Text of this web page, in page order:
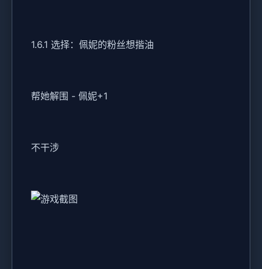
1.6.1 选择：佩妮的粉丝想揩油
帮她解围 - 佩妮+1
不干涉